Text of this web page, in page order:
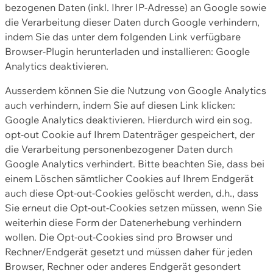
bezogenen Daten (inkl. Ihrer IP-Adresse) an Google sowie
die Verarbeitung dieser Daten durch Google verhindern,
indem Sie das unter dem folgenden Link verfügbare
Browser-Plugin herunterladen und installieren: Google
Analytics deaktivieren.
Ausserdem können Sie die Nutzung von Google Analytics
auch verhindern, indem Sie auf diesen Link klicken:
Google Analytics deaktivieren. Hierdurch wird ein sog.
opt-out Cookie auf Ihrem Datenträger gespeichert, der
die Verarbeitung personenbezogener Daten durch
Google Analytics verhindert. Bitte beachten Sie, dass bei
einem Löschen sämtlicher Cookies auf Ihrem Endgerät
auch diese Opt-out-Cookies gelöscht werden, d.h., dass
Sie erneut die Opt-out-Cookies setzen müssen, wenn Sie
weiterhin diese Form der Datenerhebung verhindern
wollen. Die Opt-out-Cookies sind pro Browser und
Rechner/Endgerät gesetzt und müssen daher für jeden
Browser, Rechner oder anderes Endgerät gesondert